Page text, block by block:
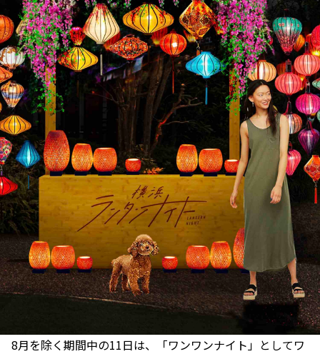
8月を除く期間中の11日は、「ワンワンナイト」としてワ